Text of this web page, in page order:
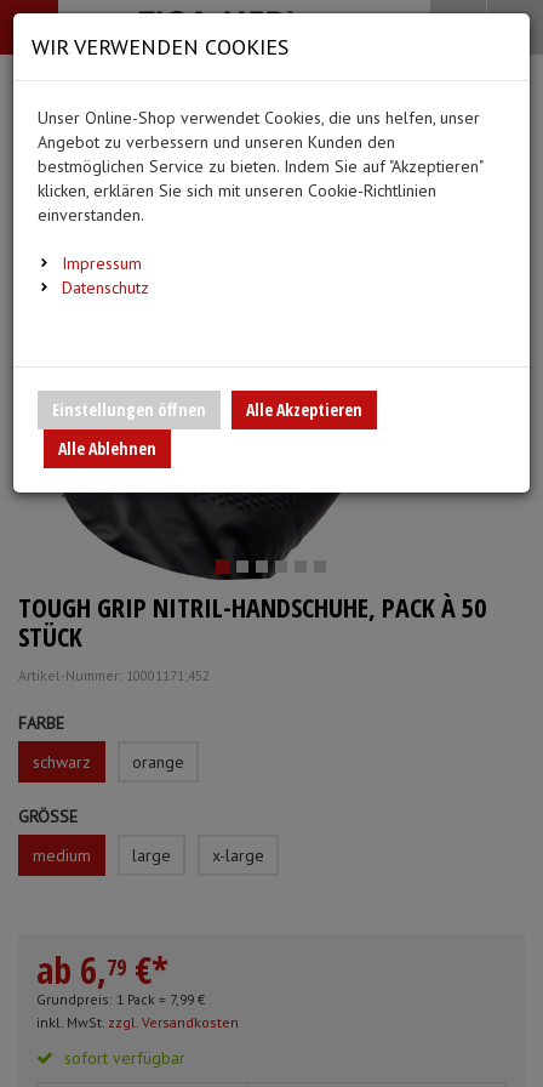
-->
Bekleidung
Alle Kategorien
BEKLEIDUNG (20 Ergebnisse)
Alle anzeigen
Handschuhe
Überschuhe
Esslätzchen
Hauben
Ärmelschoner
Medizinische Hilfsmittel
Alle Kategorien
MEDIZINISCHE
Ergebnisse)
Urinbeutel/Beinbeutel
Pflege & Alltag
Alle Kategorien
PFLEGE & ALLTAG
Medikation
Urinflaschen &
Unterlagen und
Alle Kategorien
DIAGNOSTIK &
EKG-Elektroden &
Fieberthermometer
Ihr Warenkorb ist momentan leer.
Ergebnisse () Fertig
Menü Search
TOUGH GRIP NITRIL-HANDSCHUHE, PACK À 50
STÜCK
Artikel-Nummer: 10001171;452
FARBE
schwarz
orange
GRÖSSE
medium
large x-large
ab 6,79 €*
Grundpreis: 1 Pack = 7,99 €
inkl. MwSt. zzgl. Versandkosten
sofort verfügbar
WIR VERWENDEN COOKIES
Unser Online-Shop verwendet Cookies, die uns helfen, unser
Angebot zu verbessern und unseren Kunden den
bestmöglichen Service zu bieten. Indem Sie auf "Akzeptieren"
klicken, erklären Sie sich mit unseren Cookie-Richtlinien
einverstanden.
Impressum
Datenschutz
Einstellungen öffnen
Alle Akzeptieren
Alle Ablehnen